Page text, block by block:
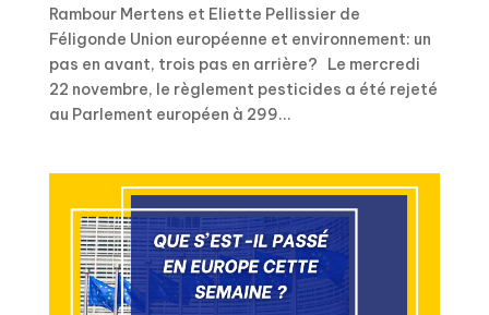
Rambour Mertens et Eliette Pellissier de
Féligonde Union européenne et environnement: un
pas en avant, trois pas en arrière? Le mercredi
22 novembre, le règlement pesticides a été rejeté
au Parlement européen à 299...